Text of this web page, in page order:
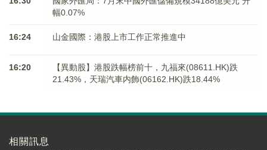
幅0.07%
16:24 山金國際：港股上市工作正常推進中
16:20
【異動股】港股跌幅榜前十，九福來(08611.HK)跌
21.43%，天瑞汽車内飾(06162.HK)跌18.44%
相關訊息